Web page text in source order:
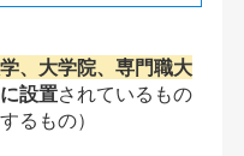
、大学院、専門職大
設置されているもの
るもの）